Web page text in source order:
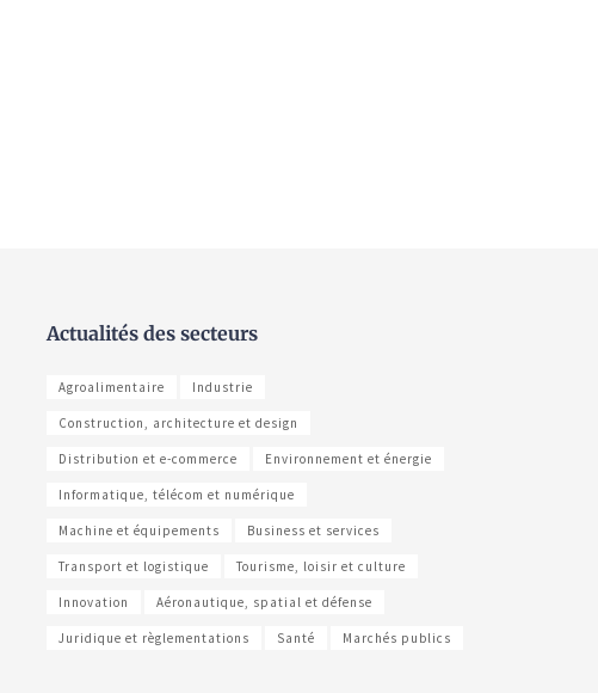
Actualités des secteurs
Agroalimentaire Industrie
Construction, architecture et design
Distribution et e-commerce Environnement et énergie
Informatique, télécom et numérique
Machine et équipements Business et services
Transport et logistique Tourisme, loisir et culture
Innovation Aéronautique, spatial et défense
Juridique et règlementations Santé Marchés publics